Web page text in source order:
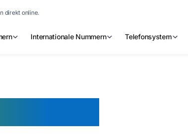
direkt online.
Internationale Nummern Telefonsystem